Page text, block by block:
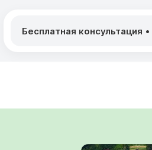
Бесплатная консультация •